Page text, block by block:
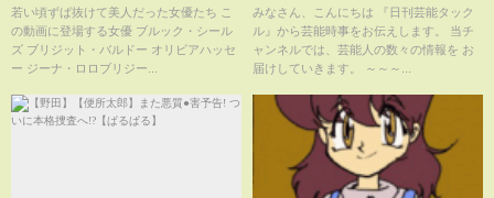
若い頃ずば抜けて美人だった女優たち こ
の動画に登場する女優 ブルック・シール
ズ ブリジット・バルドー オリビアハッセ
ー ジーナ・ロロブリジー...
は無理」と判断した真相に驚き
を隠せない！！【芸能】
みなさん、こんにちは 『日刊芸能タック
ル』から芸能時事をお伝えします。 当チ
ャンネルでは、芸能人の数々の情報を お
届けしていきます。 ～～～...